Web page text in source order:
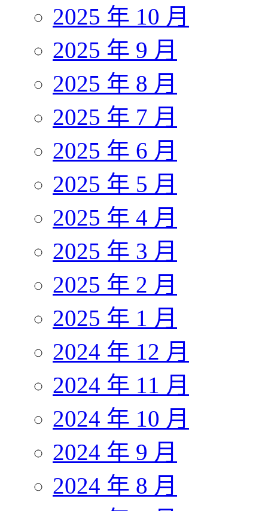
2025 年 10 月
2025 年 9 月
2025 年 8 月
2025 年 7 月
2025 年 6 月
2025 年 5 月
2025 年 4 月
2025 年 3 月
2025 年 2 月
2025 年 1 月
2024 年 12 月
2024 年 11 月
2024 年 10 月
2024 年 9 月
2024 年 8 月